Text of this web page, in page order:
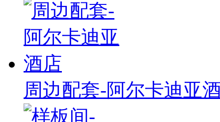
周边配套-阿尔卡迪亚